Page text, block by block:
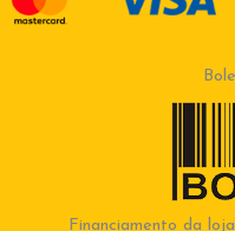
Financiamento da